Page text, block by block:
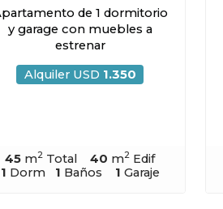
de 1 dormitorio
y garage con muebles a
estrenar
Alquiler USD 1.350
45 m2 Total 40 m2 Edif
1 Dorm 1 Baños 1 Garaje